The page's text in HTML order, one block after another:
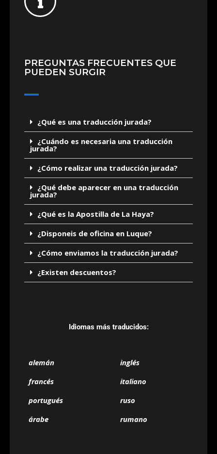
PREGUNTAS FRECUENTES QUE
PUEDEN SURGIR
¿Qué es una traducción jurada?
¿Cuándo es necesaria una traducción
jurada?
¿Cómo realizar una traducción jurada?
¿Qué debe aparecer en una traducción
jurada?
¿Qué es la Apostilla de La Haya?
¿Disponeis de oficina en Luque?
¿Cómo enviamos la traducción jurada?
¿Existen descuentos?
Idiomas más traducidos:
alemán
inglés
francés
italiano
portugués
ruso
árabe
rumano